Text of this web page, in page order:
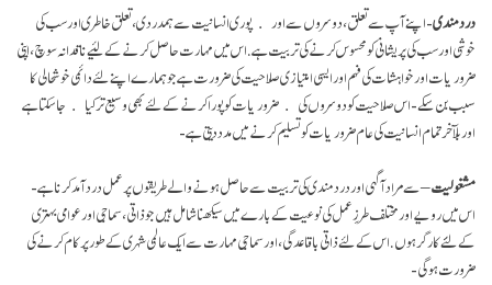
درد مندی- اپنے آپ سے تعلق، دوسروں سےاور پوری انسانیت سے ہمدردی، تعلق خاطری اورسب کی
خوشی اور سب کی پریشانی کومحسوس کرنے کی تربیت ہے. اس میں مہارت حاصل کرنے کے لئیے ناقدانہ سوچ، اپنی
ضروریات اور خواہشات کی فہم اور ایسی امتیازی صلاحیت کی ضرورت ہے جو ہمارے اپنے لئے دائمی خوشحالی کا
سبب بن سکے- اس صلاحیت کو دوسروں کی ضروریات کو پورا کرنے کے لئے بھی وسیع تر کیا جا سکتا ہے
اور بلآخر تمام انسانیت کی عام ضروریات کو تسلیم کرنے میں مدد دیتی ہے-
مشغولیت– سے مراد آگہی اور درد مندی کی تربیت سے حاصل ہونے والے طریقوں پر عمل درد آمد کرنا ہے-
اس میں رویے اور مختلف طرزِعمل کی نوعیت کے بارے میں سیکھنا شامل ہیں جو ذاتی، سماجی اور عوامی بہتری
کے لئَے کارگر ہوں. اس کے لئے ذاتی با قاعدگی ،اور سماجی مہارت سے ایک عالمی شہری کے طور پر کام کرنے کی
ضرورت ہو گی-